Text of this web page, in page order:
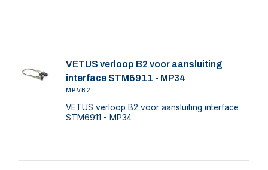
VETUS verloop B2 voor aansluiting
interface STM6911 - MP34
MPVB2
VETUS verloop B2 voor aansluiting interface
STM6911 - MP34